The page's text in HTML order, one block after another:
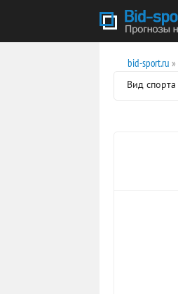
bid-sport.ru »
Вид спорта